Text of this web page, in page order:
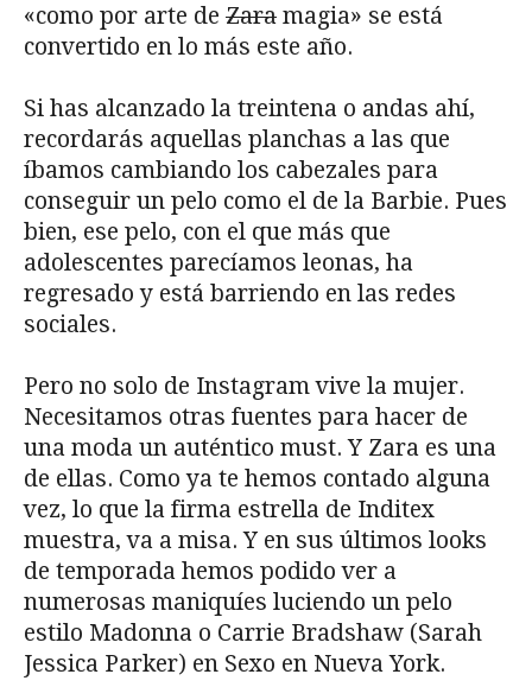
«como por arte de Zara magia» se está
convertido en lo más este año.
Si has alcanzado la treintena o andas ahí,
recordarás aquellas planchas a las que
íbamos cambiando los cabezales para
conseguir un pelo como el de la Barbie. Pues
bien, ese pelo, con el que más que
adolescentes parecíamos leonas, ha
regresado y está barriendo en las redes
sociales.
Pero no solo de Instagram vive la mujer.
Necesitamos otras fuentes para hacer de
una moda un auténtico must. Y Zara es una
de ellas. Como ya te hemos contado alguna
vez, lo que la firma estrella de Inditex
muestra, va a misa. Y en sus últimos looks
de temporada hemos podido ver a
numerosas maniquíes luciendo un pelo
estilo Madonna o Carrie Bradshaw (Sarah
Jessica Parker) en Sexo en Nueva York.